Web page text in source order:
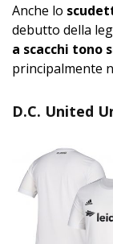
Anche lo
debutto della
a scacchi tono
principalmente
D.C. United